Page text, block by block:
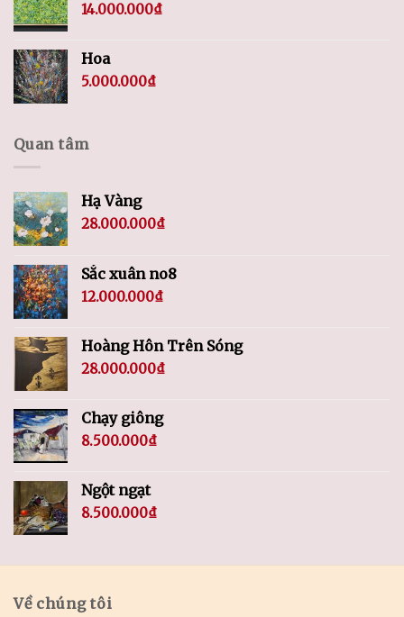
14.000.000₫
Hoa
5.000.000₫
Quan tâm
Hạ Vàng
28.000.000₫
Sắc xuân no8
12.000.000₫
Hoàng Hôn Trên Sóng
28.000.000₫
Chạy giông
8.500.000₫
Ngột ngạt
8.500.000₫
Về chúng tôi